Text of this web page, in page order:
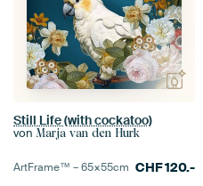
Still Life (with cockatoo)
von Marja van den Hurk
ArtFrame™ –65×55cm CHF120.-